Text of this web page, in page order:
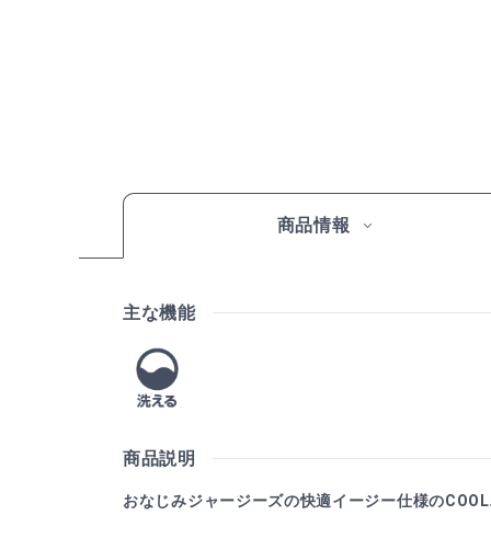
商品情報
主な機能
商品説明
おなじみジャージーズの快適イージー仕様の